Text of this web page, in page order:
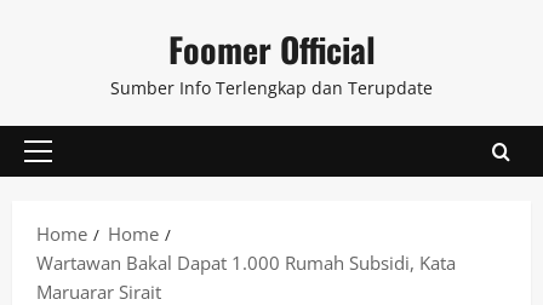
Foomer Official
Sumber Info Terlengkap dan Terupdate
Primary
Home
Home
Wartawan Bakal Dapat 1.000 Rumah Subsidi, Kata
Maruarar Sirait